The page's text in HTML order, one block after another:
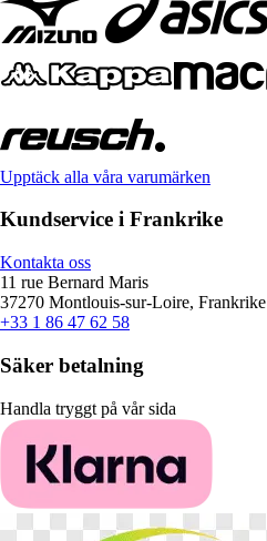
Upptäck alla våra varumärken
Kundservice i Frankrike
Kontakta oss
11 rue Bernard Maris
37270 Montlouis-sur-Loire, Frankrike
+33 1 86 47 62 58
Säker betalning
Handla tryggt på vår sida